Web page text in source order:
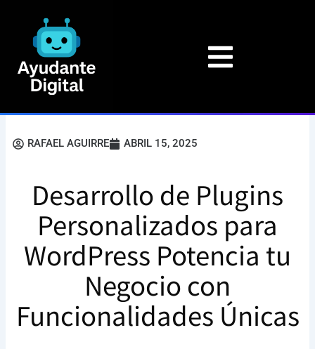
contenido
RAFAEL AGUIRRE ABRIL 15, 2025
Desarrollo de Plugins
Personalizados para
WordPress Potencia tu
Negocio con
Funcionalidades Únicas